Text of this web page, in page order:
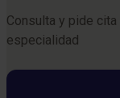
Consulta y pide
especialidad